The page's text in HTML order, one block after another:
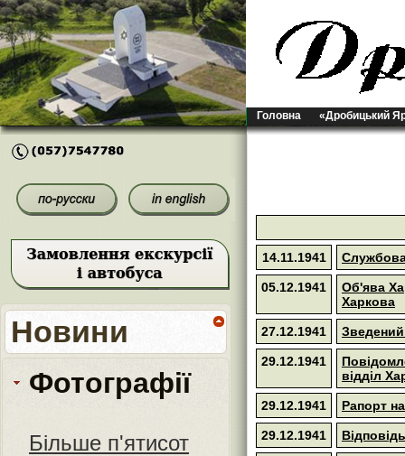
Головна «Дробицький
Новини
Фотографії
Більше п'ятисот
14.11.1941 Службова
05.12.1941
Об'ява
Харкова
27.12.1941 Зведений
29.12.1941
відділ
29.12.1941 Рапорт
29.12.1941